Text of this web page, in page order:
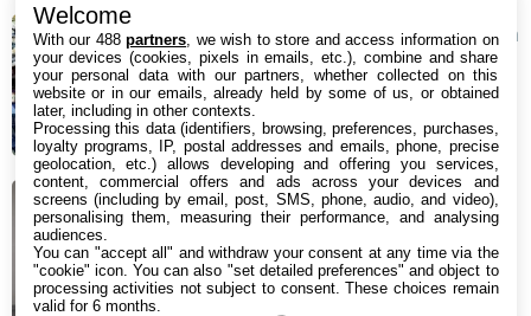
Hogwarts Legacy : vous pouvez enfin
explorer ce lieu culte de la saga
Harry Potter
5 août 2026 14:23
Adieu Google Assistant : Gemini va
le remplacer à partir de cette date
5 août 2026 10:15
Welcome
With our 488partners , we wish to store and access information on
your devices (cookies, pixels in emails, etc.), combine and share
your personal data with our partners, whether collected on this
website or in our emails, already held by some of us, or obtained
later, including in other contexts.
Processing this data (identifiers, browsing, preferences, purchases,
loyalty programs, IP, postal addresses and emails, phone, precise
geolocation, etc.) allows developing and offering you services,
content, commercial offers and ads across your devices and
screens (including by email, post, SMS, phone, audio, and video),
personalising them, measuring their performance, and analysing
audiences.
You can "accept all" and withdraw your consent at any time via the
"cookie" icon. You can also "set detailed preferences" and object to
processing activities not subject to consent. These choices remain
valid for 6 months.